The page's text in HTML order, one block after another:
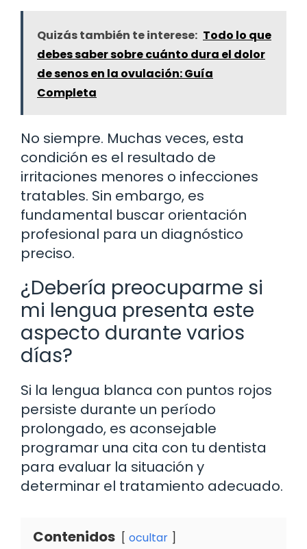
Quizás también te interese: Todo lo que
debes saber sobre cuánto dura el dolor
de senos en la ovulación: Guía
Completa
No siempre. Muchas veces, esta
condición es el resultado de
irritaciones menores o infecciones
tratables. Sin embargo, es
fundamental buscar orientación
profesional para un diagnóstico
preciso.
¿Debería preocuparme si
mi lengua presenta este
aspecto durante varios
días?
Si la lengua blanca con puntos rojos
persiste durante un período
prolongado, es aconsejable
programar una cita con tu dentista
para evaluar la situación y
determinar el tratamiento adecuado.
Contenidos ocultar